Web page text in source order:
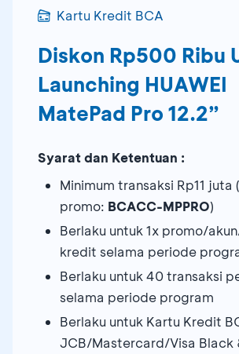
Kartu Kredit BCA
Diskon Rp500 Ribu
Launching HUAWEI
MatePad Pro 12.2”
Syarat dan Ketentuan :
Minimum transaksi Rp11 juta
promo: BCACC-MPPRO)
Berlaku untuk 1x promo/
kredit selama periode
Berlaku untuk 40 transaksi
selama periode program
Berlaku untuk Kartu Kredit
JCB/Mastercard/Visa Black